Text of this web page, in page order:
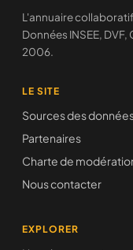
L'annuaire
Données INSEE,
2006.
LE SITE
Sources des
Partenaires
Charte de
Nous contacter
EXPLORER